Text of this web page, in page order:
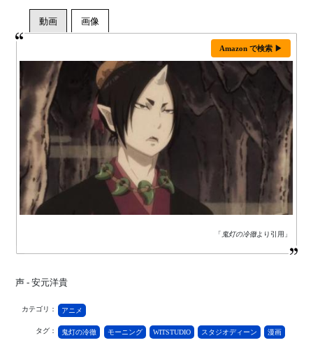
Amazon で検索 ▶
「 鬼灯の冷徹より引用」
声 - 安元洋貴
カテゴリ： アニメ
タグ： 鬼灯の冷徹 モーニング WITSTUDIO スタジオディーン 漫画